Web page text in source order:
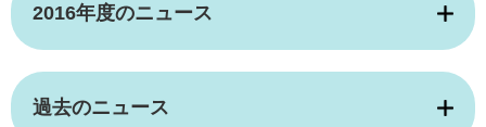
2016年度のニュース
過去のニュース